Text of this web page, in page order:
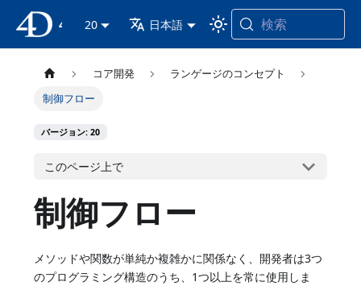
20 日本語 検索
コア開発
ランゲージのコンセプト
制御フロー
バージョン: 20
このページ上で
制御フロー
メソッドや関数が単純か複雑かに関係なく、開発者は3つ
のプログラミング構造のうち、1つ以上を常に使用しま